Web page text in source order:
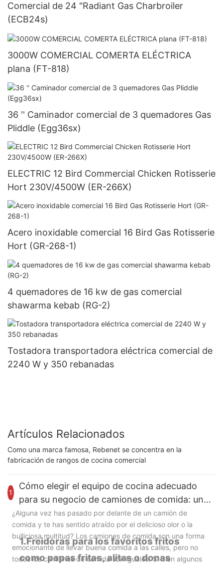
Comercial de 24 "Radiant Gas Charbroiler
(ECB24s)
3000W COMERCIAL COMERTA ELÉCTRICA
plana (FT-818)
36 '' Caminador comercial de 3 quemadores Gas
Pliddle (Egg36sx)
ELECTRIC 12 Bird Commercial Chicken Rotisserie
Hort 230V/4500W (ER-266X)
Acero inoxidable comercial 16 Bird Gas Rotisserie
Hort (GR-268-1)
4 quemadores de 16 kw de gas comercial
shawarma kebab (RG-2)
Tostadora transportadora eléctrica comercial de
2240 W y 350 rebanadas
Artículos Relacionados
Como una marca famosa, Rebenet se concentra en la
fabricación de rangos de cocina comercial
1
Cómo elegir el equipo de cocina adecuado
para su negocio de camiones de comida: una
guía para el comprador
¿Alguna vez has pasado por delante de un camión de
comida y te has sentido atraído por el delicioso olor o la
bulliciosa multitud? Los camiones de comida son una forma
emocionante de llevar buena comida a las calles, pero no
todos los camiones de comida son iguales. Si bien algunos
1.Freidoras para los favoritos fritos
como papas fritas, alitas o donas